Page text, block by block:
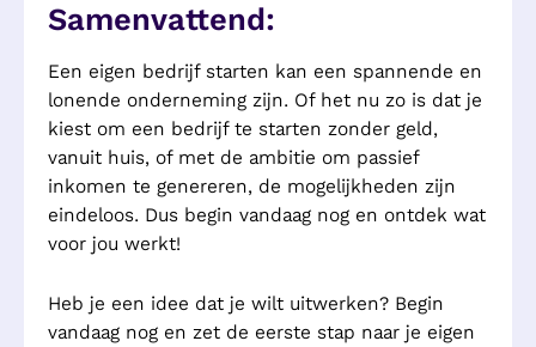
Samenvattend:
Een eigen bedrijf starten kan een spannende en
lonende onderneming zijn. Of het nu zo is dat je
kiest om een bedrijf te starten zonder geld,
vanuit huis, of met de ambitie om passief
inkomen te genereren, de mogelijkheden zijn
eindeloos. Dus begin vandaag nog en ontdek wat
voor jou werkt!
Heb je een idee dat je wilt uitwerken? Begin
vandaag nog en zet de eerste stap naar je eigen